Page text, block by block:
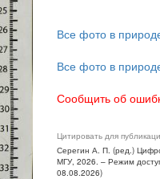
Все фото в
Все фото в
Сообщить об
Цитировать для
Серегин А. П. (ред.)
МГУ, 2026. – Режим
08.08.2026)